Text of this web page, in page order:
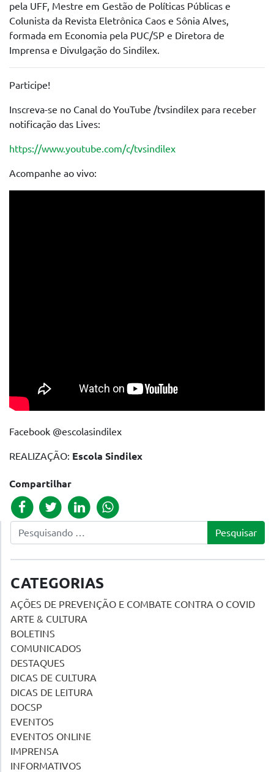
pela UFF, Mestre em Gestão de Políticas Públicas e
Colunista da Revista Eletrônica Caos e Sônia Alves,
formada em Economia pela PUC/SP e Diretora de
Imprensa e Divulgação do Sindilex.
Participe!
Inscreva-se no Canal do YouTube /tvsindilex para receber
notificação das Lives:
https://www.youtube.com/c/tvsindilex
Acompanhe ao vivo:
Facebook @escolasindilex
REALIZAÇÃO: Escola Sindilex
Compartilhar
Pesquisar
CATEGORIAS
AÇÕES DE PREVENÇÃO E COMBATE CONTRA O COVID
ARTE & CULTURA
BOLETINS
COMUNICADOS
DESTAQUES
DICAS DE CULTURA
DICAS DE LEITURA
DOCSP
EVENTOS
EVENTOS ONLINE
IMPRENSA
INFORMATIVOS